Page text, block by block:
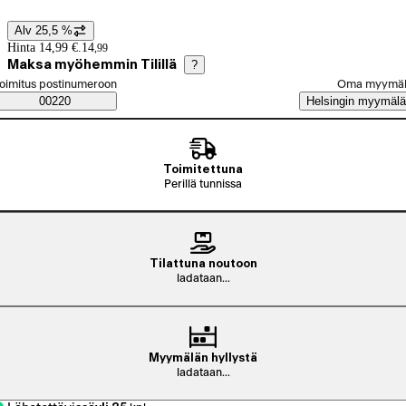
Hintatiedot
Alv 25,5 %
Hinta 14,99 €. 14,99
Maksa myöhemmin Tilillä ?
Saatavuustiedot
tilaustapa
postinumeroon
00220
Oma
Helsingin myymälä
Toimitettuna
Perillä tunnissa
Tilattuna noutoon
ladataan...
Myymälän hyllystä
ladataan...